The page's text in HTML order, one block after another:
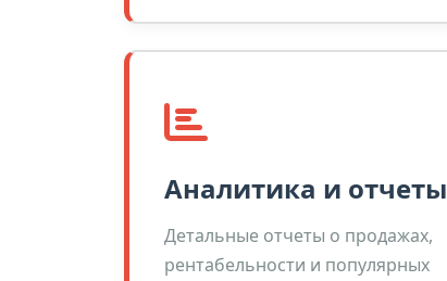
Аналитика и отчеты
Детальные отчеты о продажах,
рентабельности и популярных